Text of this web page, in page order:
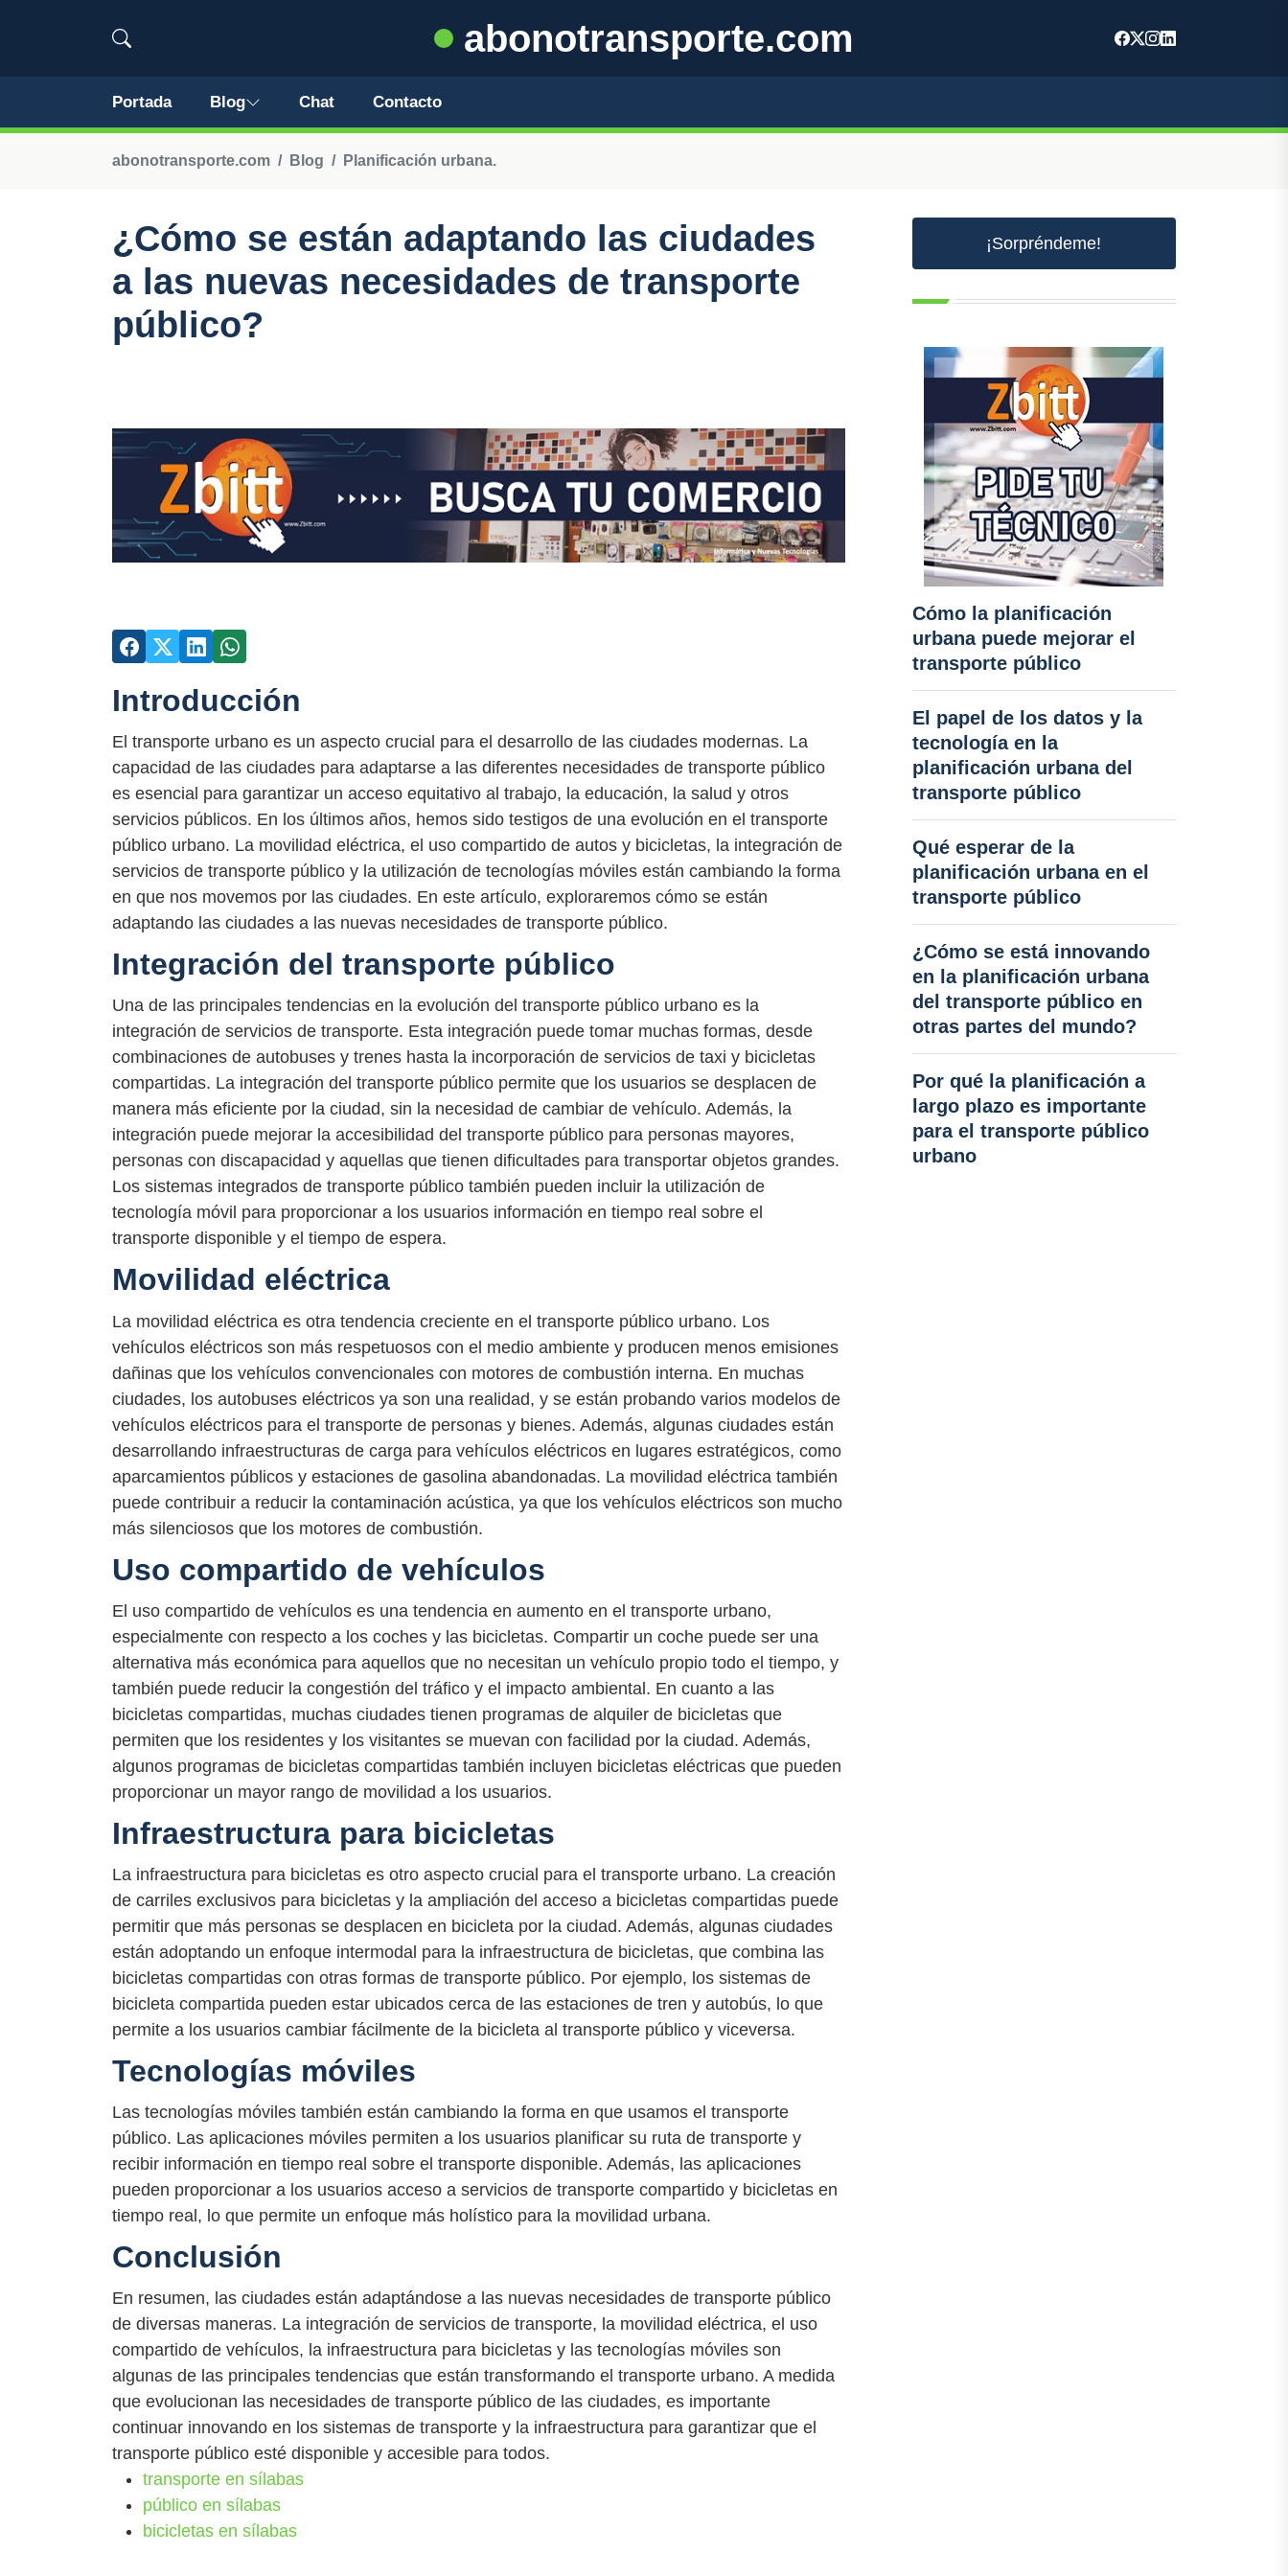
abonotransporte.com
Portada Blog Chat Contacto
abonotransporte.com Blog Planificación urbana.
¿Cómo se están adaptando las ciudades
a las nuevas necesidades de transporte
público?
Introducción
El transporte urbano es un aspecto crucial para el desarrollo de las ciudades modernas. La
capacidad de las ciudades para adaptarse a las diferentes necesidades de transporte público
es esencial para garantizar un acceso equitativo al trabajo, la educación, la salud y otros
servicios públicos. En los últimos años, hemos sido testigos de una evolución en el transporte
público urbano. La movilidad eléctrica, el uso compartido de autos y bicicletas, la integración de
servicios de transporte público y la utilización de tecnologías móviles están cambiando la forma
en que nos movemos por las ciudades. En este artículo, exploraremos cómo se están
adaptando las ciudades a las nuevas necesidades de transporte público.
Integración del transporte público
Una de las principales tendencias en la evolución del transporte público urbano es la
integración de servicios de transporte. Esta integración puede tomar muchas formas, desde
combinaciones de autobuses y trenes hasta la incorporación de servicios de taxi y bicicletas
compartidas. La integración del transporte público permite que los usuarios se desplacen de
manera más eficiente por la ciudad, sin la necesidad de cambiar de vehículo. Además, la
integración puede mejorar la accesibilidad del transporte público para personas mayores,
personas con discapacidad y aquellas que tienen dificultades para transportar objetos grandes.
Los sistemas integrados de transporte público también pueden incluir la utilización de
tecnología móvil para proporcionar a los usuarios información en tiempo real sobre el
transporte disponible y el tiempo de espera.
Movilidad eléctrica
La movilidad eléctrica es otra tendencia creciente en el transporte público urbano. Los
vehículos eléctricos son más respetuosos con el medio ambiente y producen menos emisiones
dañinas que los vehículos convencionales con motores de combustión interna. En muchas
ciudades, los autobuses eléctricos ya son una realidad, y se están probando varios modelos de
vehículos eléctricos para el transporte de personas y bienes. Además, algunas ciudades están
desarrollando infraestructuras de carga para vehículos eléctricos en lugares estratégicos, como
aparcamientos públicos y estaciones de gasolina abandonadas. La movilidad eléctrica también
puede contribuir a reducir la contaminación acústica, ya que los vehículos eléctricos son mucho
más silenciosos que los motores de combustión.
Uso compartido de vehículos
El uso compartido de vehículos es una tendencia en aumento en el transporte urbano,
especialmente con respecto a los coches y las bicicletas. Compartir un coche puede ser una
alternativa más económica para aquellos que no necesitan un vehículo propio todo el tiempo, y
también puede reducir la congestión del tráfico y el impacto ambiental. En cuanto a las
bicicletas compartidas, muchas ciudades tienen programas de alquiler de bicicletas que
permiten que los residentes y los visitantes se muevan con facilidad por la ciudad. Además,
algunos programas de bicicletas compartidas también incluyen bicicletas eléctricas que pueden
proporcionar un mayor rango de movilidad a los usuarios.
Infraestructura para bicicletas
La infraestructura para bicicletas es otro aspecto crucial para el transporte urbano. La creación
de carriles exclusivos para bicicletas y la ampliación del acceso a bicicletas compartidas puede
permitir que más personas se desplacen en bicicleta por la ciudad. Además, algunas ciudades
están adoptando un enfoque intermodal para la infraestructura de bicicletas, que combina las
bicicletas compartidas con otras formas de transporte público. Por ejemplo, los sistemas de
bicicleta compartida pueden estar ubicados cerca de las estaciones de tren y autobús, lo que
permite a los usuarios cambiar fácilmente de la bicicleta al transporte público y viceversa.
Tecnologías móviles
Las tecnologías móviles también están cambiando la forma en que usamos el transporte
público. Las aplicaciones móviles permiten a los usuarios planificar su ruta de transporte y
recibir información en tiempo real sobre el transporte disponible. Además, las aplicaciones
pueden proporcionar a los usuarios acceso a servicios de transporte compartido y bicicletas en
tiempo real, lo que permite un enfoque más holístico para la movilidad urbana.
Conclusión
En resumen, las ciudades están adaptándose a las nuevas necesidades de transporte público
de diversas maneras. La integración de servicios de transporte, la movilidad eléctrica, el uso
compartido de vehículos, la infraestructura para bicicletas y las tecnologías móviles son
algunas de las principales tendencias que están transformando el transporte urbano. A medida
que evolucionan las necesidades de transporte público de las ciudades, es importante
continuar innovando en los sistemas de transporte y la infraestructura para garantizar que el
transporte público esté disponible y accesible para todos.
transporte en sílabas
público en sílabas
bicicletas en sílabas
¡Sorpréndeme!
Cómo la planificación
urbana puede mejorar el
transporte público
El papel de los datos y la
tecnología en la
planificación urbana del
transporte público
Qué esperar de la
planificación urbana en el
transporte público
¿Cómo se está innovando
en la planificación urbana
del transporte público en
otras partes del mundo?
Por qué la planificación a
largo plazo es importante
para el transporte público
urbano